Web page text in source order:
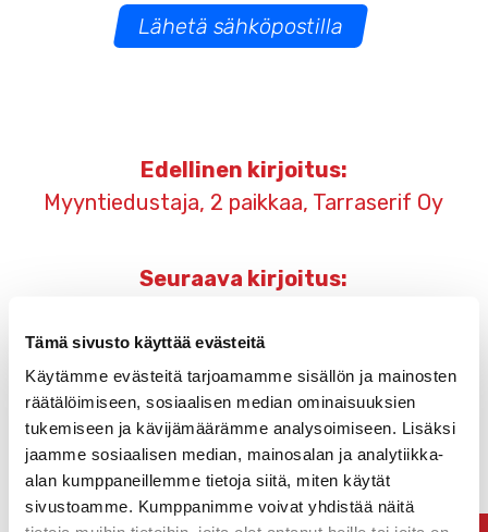
Tämä sivusto käyttää evästeitä
Käytämme evästeitä tarjoamamme sisällön ja mainosten
räätälöimiseen, sosiaalisen median ominaisuuksien
tukemiseen ja kävijämäärämme analysoimiseen. Lisäksi
jaamme sosiaalisen median, mainosalan ja analytiikka-
alan kumppaneillemme tietoja siitä, miten käytät
sivustoamme. Kumppanimme voivat yhdistää näitä
Lähetä sähköpostilla
Artikkelien
selaus
Edellinen kirjoitus:
Myyntiedustaja, 2 paikkaa, Tarraserif Oy
Seuraava kirjoitus: